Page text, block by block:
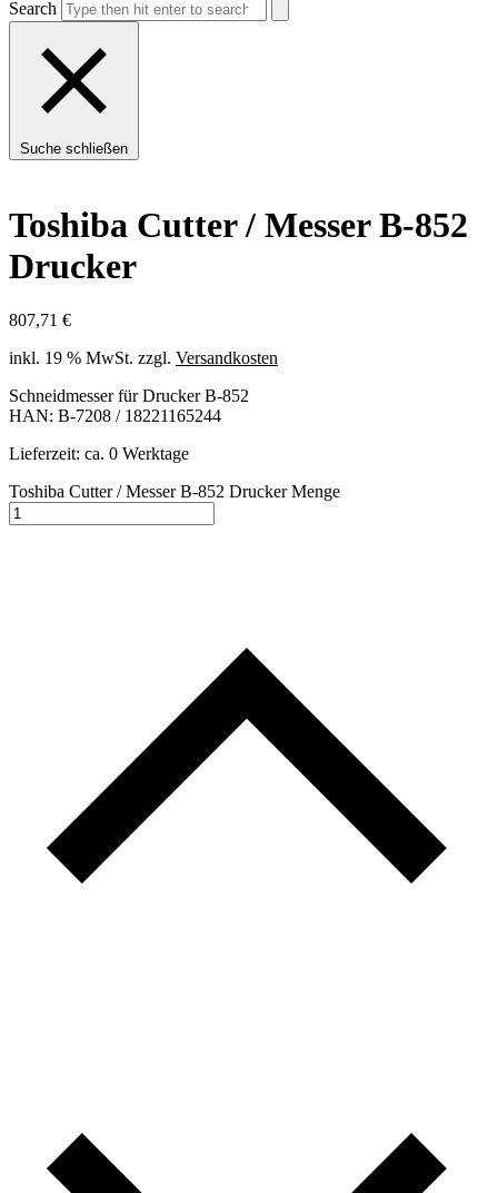
Search
Suche schließen
Toshiba Cutter / Messer B-852
Drucker
807,71 €
inkl. 19 % MwSt. zzgl. Versandkosten
Schneidmesser für Drucker B-852
HAN: B-7208 / 18221165244
Lieferzeit: ca. 0 Werktage
Toshiba Cutter / Messer B-852 Drucker Menge